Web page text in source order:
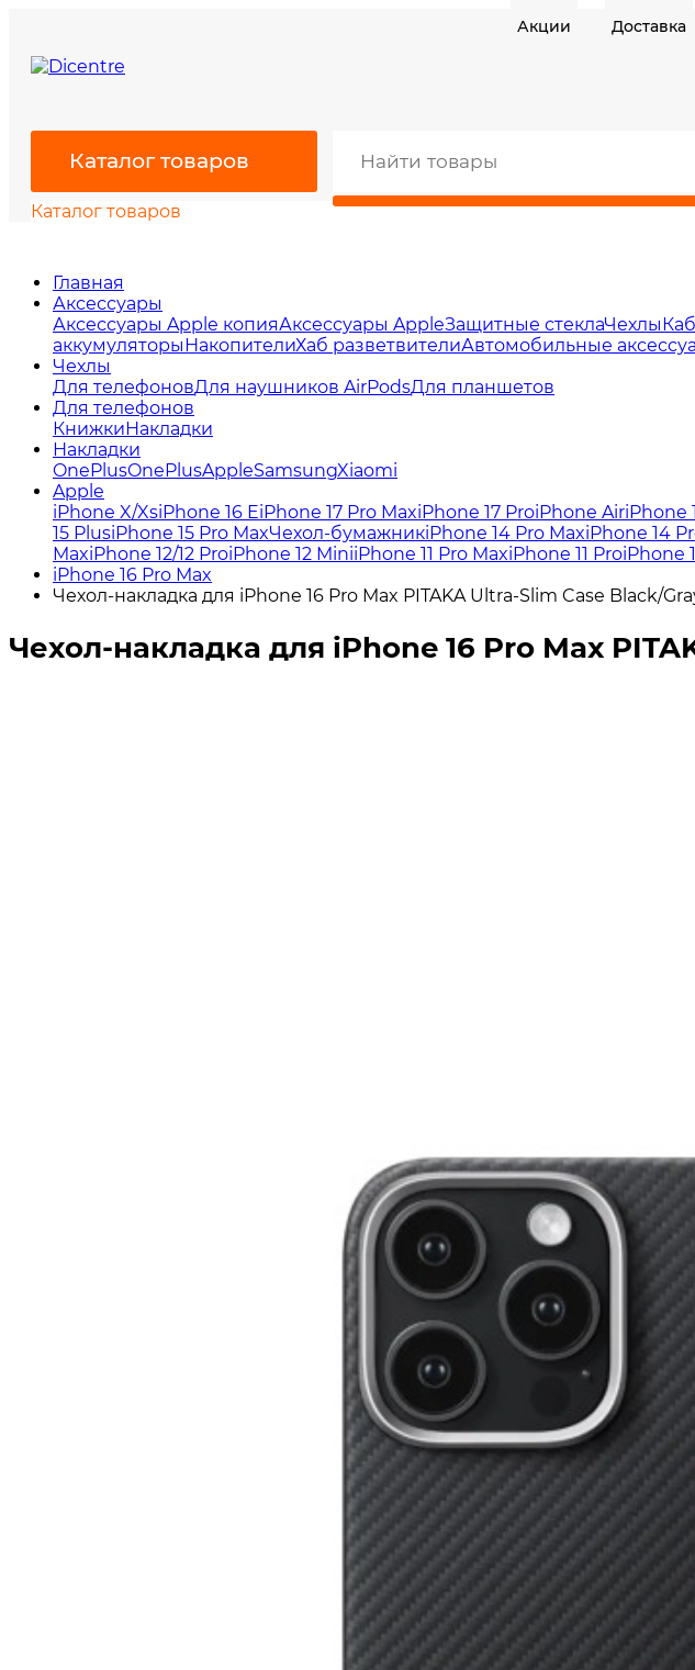
Акции Доставка
Каталог товаров
Каталог товаров
Главная
Аксессуары
Аксессуары Apple копияАксессуары AppleЗащитные стеклаЧехлы
аккумуляторыНакопителиХаб разветвителиАвтомобильные
Чехлы
Для телефоновДля наушников AirPodsДля планшетов
Для телефонов
КнижкиНакладки
Накладки
OnePlusOnePlusAppleSamsungXiaomi
Apple
iPhone X/XsiPhone 16 EiPhone 17 Pro MaxiPhone 17 ProiPhone AiriPhone
15 PlusiPhone 15 Pro MaxЧехол-бумажникiPhone 14 Pro MaxiPhone 14
MaxiPhone 12/12 ProiPhone 12 MiniiPhone 11 Pro MaxiPhone 11 ProiPhone
iPhone 16 Pro Max
Чехол-накладка для iPhone 16 Pro Max PITAKA Ultra-Slim Case Black/
Чехол-накладка для iPhone 16 Pro Max